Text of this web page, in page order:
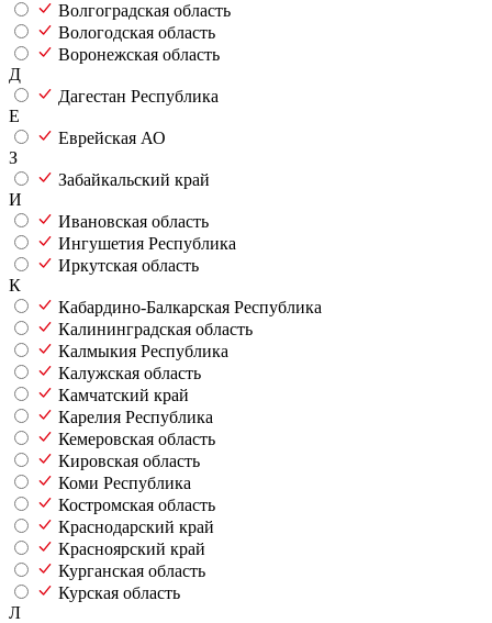
Волгоградская область
Вологодская область
Воронежская область
Д
Дагестан Республика
Е
Еврейская АО
З
Забайкальский край
И
Ивановская область
Ингушетия Республика
Иркутская область
К
Кабардино-Балкарская Республика
Калининградская область
Калмыкия Республика
Калужская область
Камчатский край
Карелия Республика
Кемеровская область
Кировская область
Коми Республика
Костромская область
Краснодарский край
Красноярский край
Курганская область
Курская область
Л